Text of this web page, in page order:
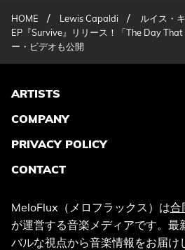
HOME / Lewis Capaldi /
ルイス・
EP『Survive』リリース！「The Day
ー・ビデオも公開
ARTISTS
COMPANY
PRIVACY POLICY
CONTACT
MeloFlux（メロフラックス）は合
が運営する音楽メディアです。最
バルな視点から音楽情報をお届け